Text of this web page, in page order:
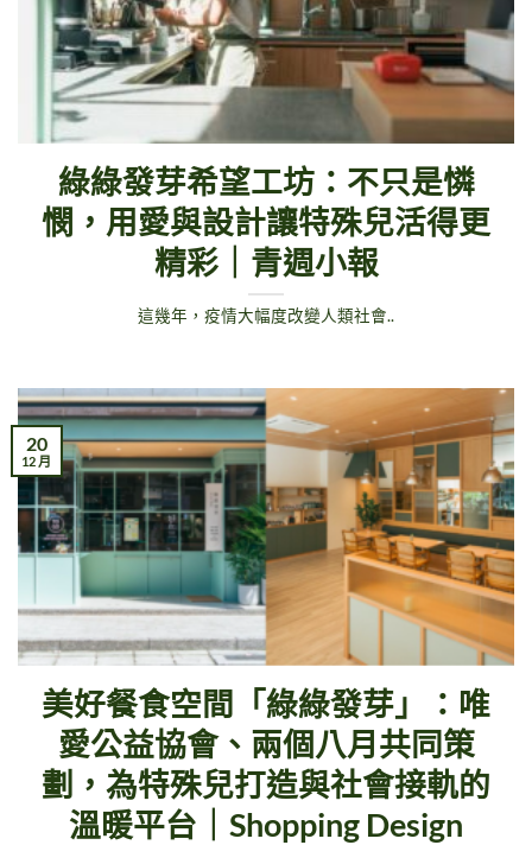
綠綠發芽希望工坊：不只是憐
憫，用愛與設計讓特殊兒活得更
精彩｜青週小報
這幾年，疫情大幅度改變人類社會..
美好餐食空間「綠綠發芽」：唯
愛公益協會、兩個八月共同策
劃，為特殊兒打造與社會接軌的
溫暖平台｜Shopping Design
20
12 月